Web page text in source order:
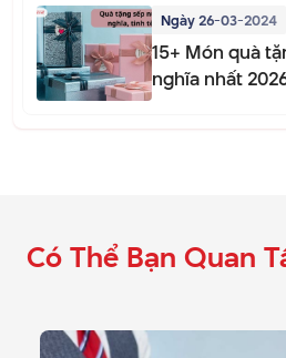
Ngày 26-03-2024
15+ Món quà
nghĩa nhất
Có Thể Bạn Quan